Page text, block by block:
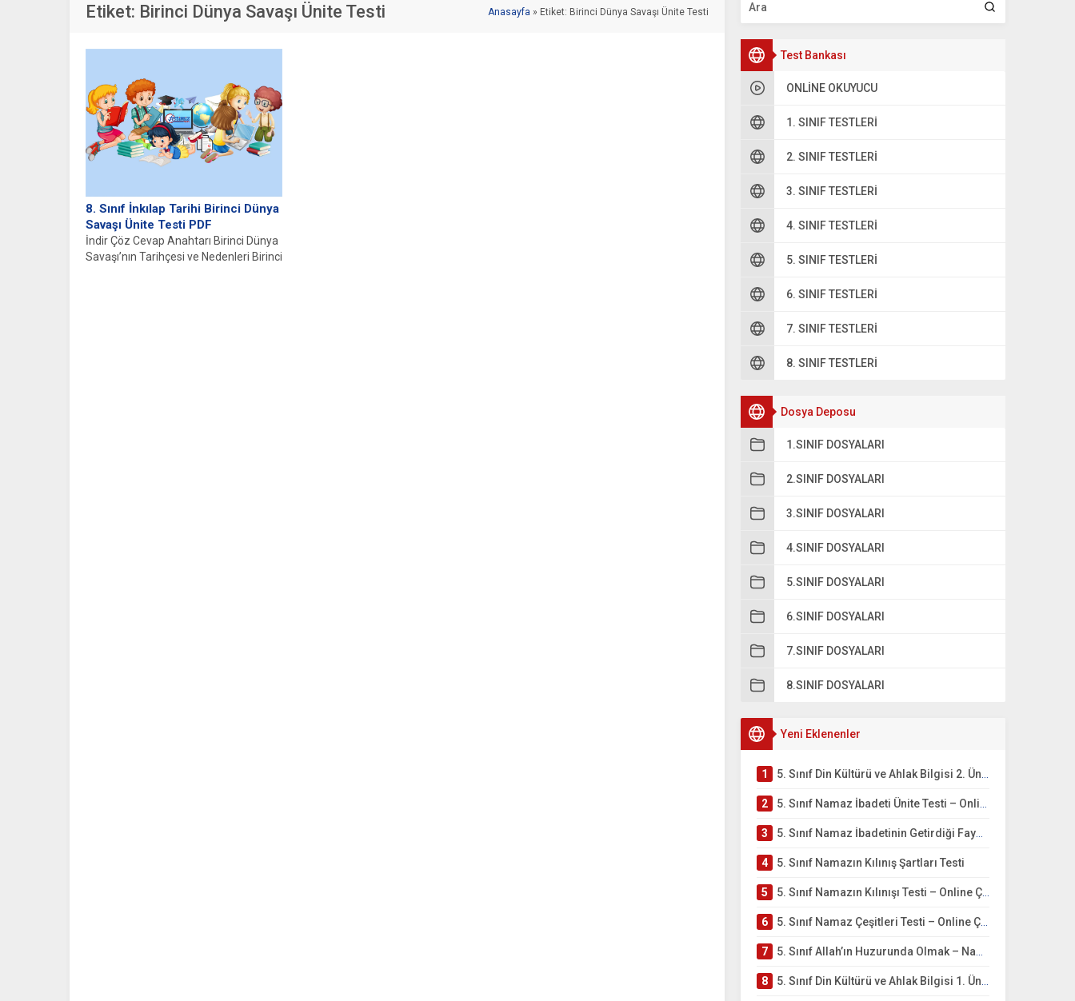
Test Bankası
ONLINE OKUYUCU
1. SINIF TESTLERI
2. SINIF TESTLERI
3. SINIF TESTLERI
4. SINIF TESTLERI
5. SINIF TESTLERI
6. SINIF TESTLERI
7. SINIF TESTLERI
8. SINIF TESTLERI
Dosya Deposu
1.SINIF DOSYALARI
2.SINIF DOSYALARI
3.SINIF DOSYALARI
4.SINIF DOSYALARI
5.SINIF DOSYALARI
6.SINIF DOSYALARI
7.SINIF DOSYALARI
8.SINIF DOSYALARI
Yeni Eklenenler
1 5. Sınıf Din Kültürü ve Ahlak Bilgisi 2. Ünite: Namaz İbadeti Çalışmaları
2 5. Sınıf Namaz İbadeti Ünite Testi – Online Çöz
3 5. Sınıf Namaz İbadetinin Getirdiği Faydalar Testi
4 5. Sınıf Namazın Kılınış Şartları Testi
5 5. Sınıf Namazın Kılınışı Testi – Online Çöz
6 5. Sınıf Namaz Çeşitleri Testi – Online Çöz
7 5. Sınıf Allah’ın Huzurunda Olmak – Namaz İbadeti Testi
8 5. Sınıf Din Kültürü ve Ahlak Bilgisi 1. Ünite: Allah İnancı Çalışmaları
Etiket: Birinci Dünya Savaşı Ünite Testi Anasayfa » Etiket: Birinci Dünya Savaşı Ünite Testi
8. Sınıf İnkılap Tarihi Birinci Dünya
Savaşı Ünite Testi PDF
İndir Çöz Cevap Anahtarı Birinci Dünya
Savaşı’nın Tarihçesi ve Nedenleri Birinci